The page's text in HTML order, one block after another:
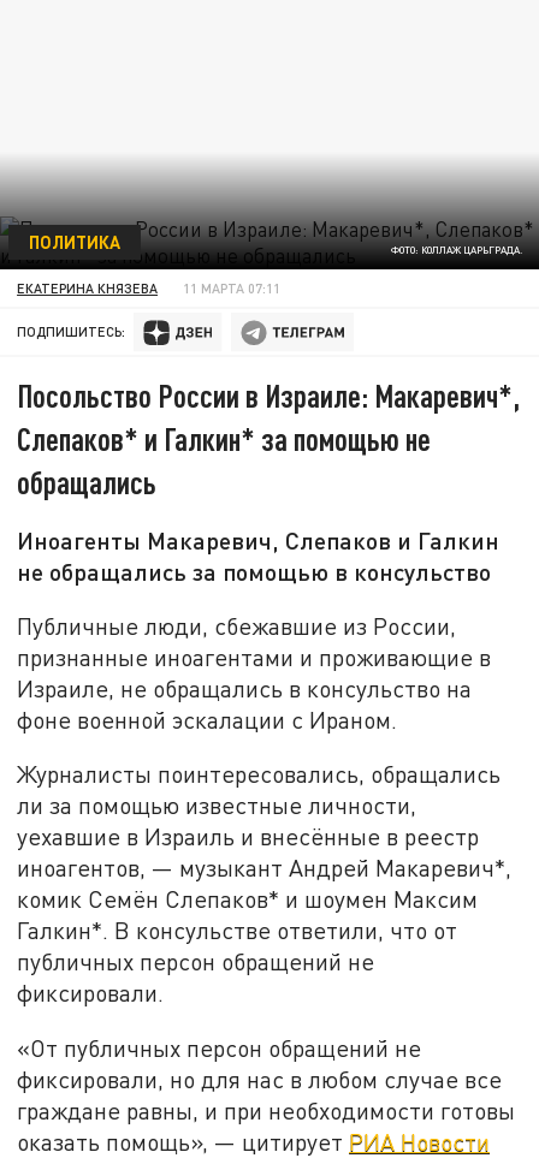
ФОТО: КОЛЛАЖ ЦАРЬГРАДА.
ПОЛИТИКА
ЕКАТЕРИНА КНЯЗЕВА 11 МАРТА 07:11
ПОДПИШИТЕСЬ:
Посольство России в Израиле: Макаревич*,
Слепаков* и Галкин* за помощью не
обращались
Иноагенты Макаревич, Слепаков и Галкин
не обращались за помощью в консульство
Публичные люди, сбежавшие из России,
признанные иноагентами и проживающие в
Израиле, не обращались в консульство на
фоне военной эскалации с Ираном.
Журналисты поинтересовались, обращались
ли за помощью известные личности,
уехавшие в Израиль и внесённые в реестр
иноагентов, — музыкант Андрей Макаревич*,
комик Семён Слепаков* и шоумен Максим
Галкин*. В консульстве ответили, что от
публичных персон обращений не
фиксировали.
«От публичных персон обращений не
фиксировали, но для нас в любом случае все
граждане равны, и при необходимости готовы
оказать помощь», — цитирует РИА Новости